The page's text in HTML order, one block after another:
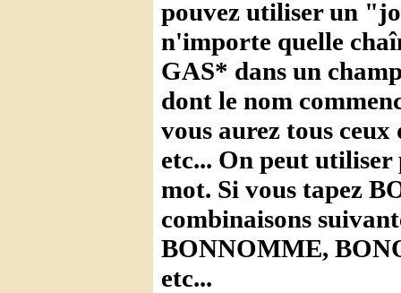
pouvez utiliser un
n'importe quelle
GAS* dans un
dont le nom
vous aurez tous
etc... On peut utiliser
mot. Si vous tapez
combinaisons
BONNOMME,
etc...